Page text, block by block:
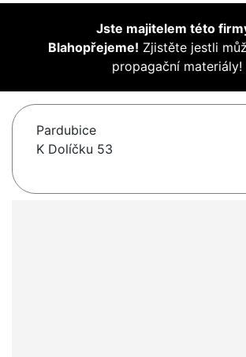
Jste majitelem této
Blahopřejeme! Zjistěte jestli
propagační materiály!
Pardubice
K Dolíčku 53